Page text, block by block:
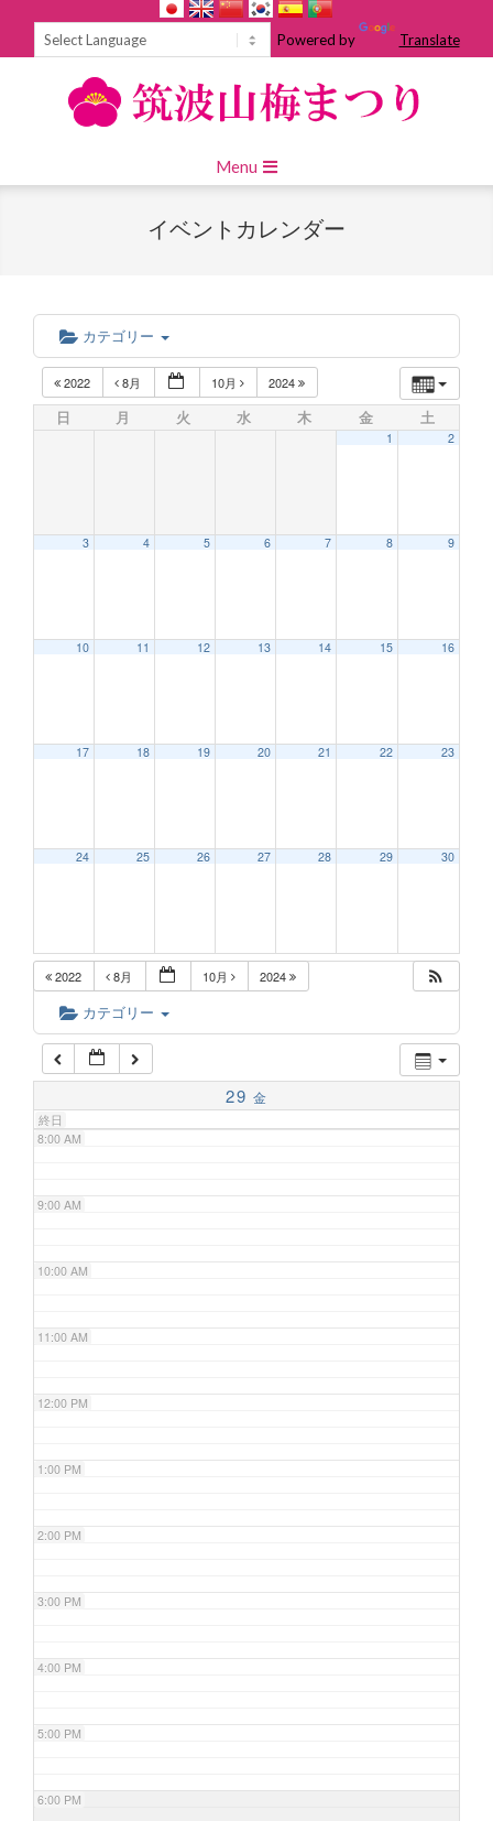
Powered by Translate
Navigation
Menu
イベントカレンダー
カテゴリー
2022 8月 10月 2024
日 月 火 水 木 金 土
1 2
3 4 5 6 7 8 9
10 11 12 13 14 15 16
17 18 19 20 21 22 23
24 25 26 27 28 29 30
2022 8月 10月 2024
カテゴリー
29 金
終日
2:00 AM
6:00 AM
7:00 AM
8:00 AM
9:00 AM
10:00 AM
11:00 AM
12:00 PM
1:00 PM
2:00 PM
3:00 PM
4:00 PM
5:00 PM
6:00 PM